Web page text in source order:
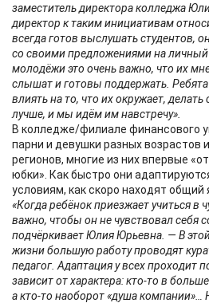
заместитель директора колледжа
директор к таким инициативам
всегда готов выслушать студентов,
со своими предложениями на
молодёжи это очень важно, что их
слышат и готовы поддержать. Ребята
влиять на то, что их окружает,
лучше, и мы идём им навстречу».
В колледже/филиале финансового
парни и девушки разных возрастов
регионов, многие из них впервые
юбки». Как быстро они
условиям, как скоро находят общий
«Когда ребёнок приезжает учиться в
важно, чтобы он не чувствовал себя
подчёркивает Юлия Юрьевна. — В
жизни большую работу проводят
педагог. Адаптация у всех проходит
зависит от характера: кто-то в
а кто-то наоборот «душа